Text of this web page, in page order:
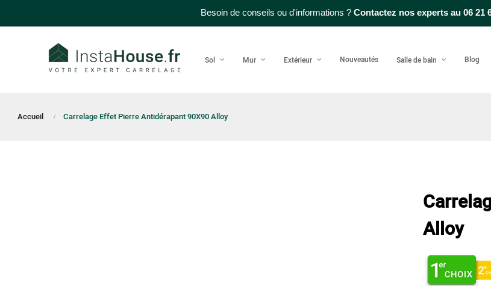
Besoin de conseils ou d'informations ? Contactez nos experts au 06 21
Sol Mur Extérieur Nouveautés Salle de bain Blog
Accueil Carrelage Effet Pierre Antidérapant 90X90 Alloy
Alloy